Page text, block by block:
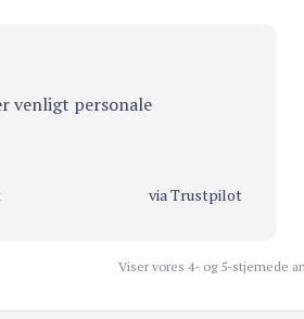
personale
via Trustpilot
Viser vores 4- og 5-stjernede